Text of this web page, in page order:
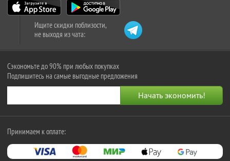
Ищите скидки поблизости,
не выходя из чата:
Сэкономьте до 90% при любых покупках
Подпишитесь на самые выгодные предложения
Принимаем к оплате: